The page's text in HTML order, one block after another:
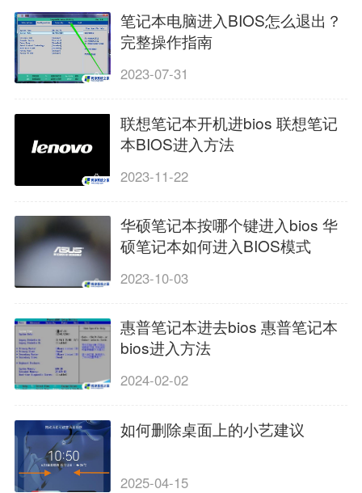
笔记本电脑进入BIOS怎么退出？
完整操作指南
2023-07-31
联想笔记本开机进bios 联想笔记
本BIOS进入方法
2023-11-22
华硕笔记本按哪个键进入bios 华
硕笔记本如何进入BIOS模式
2023-10-03
惠普笔记本进去bios 惠普笔记本
bios进入方法
2024-02-02
如何删除桌面上的小艺建议
2025-04-15